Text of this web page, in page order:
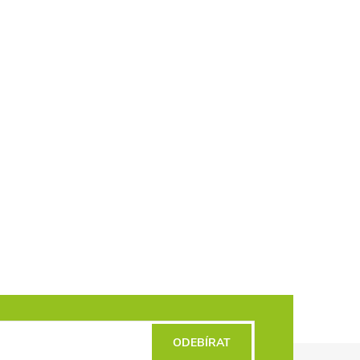
ODEBÍRAT